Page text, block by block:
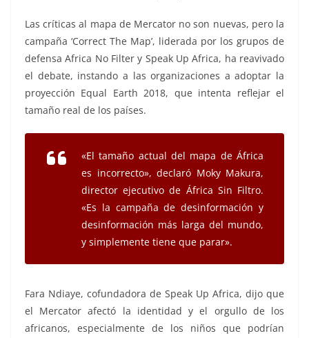
Las críticas al mapa de Mercator no son nuevas, pero la
campaña ‘Correct The Map’, liderada por los grupos de
defensa Africa No Filter y Speak Up Africa, ha reavivado
el debate, instando a las organizaciones a adoptar la
proyección Equal Earth 2018, que intenta reflejar el
tamaño real de los países.
«El tamaño actual del mapa de África
es incorrecto», declaró Moky Makura,
director ejecutivo de África Sin Filtro.
«Es la campaña de desinformación y
desinformación más larga del mundo,
y simplemente tiene que parar».
Fara Ndiaye, cofundadora de Speak Up Africa, dijo que
el Mercator afectó la identidad y el orgullo de los
africanos, especialmente de los niños que podrían